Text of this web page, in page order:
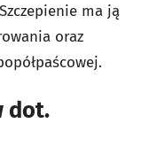
ma ją
oraz
dot.